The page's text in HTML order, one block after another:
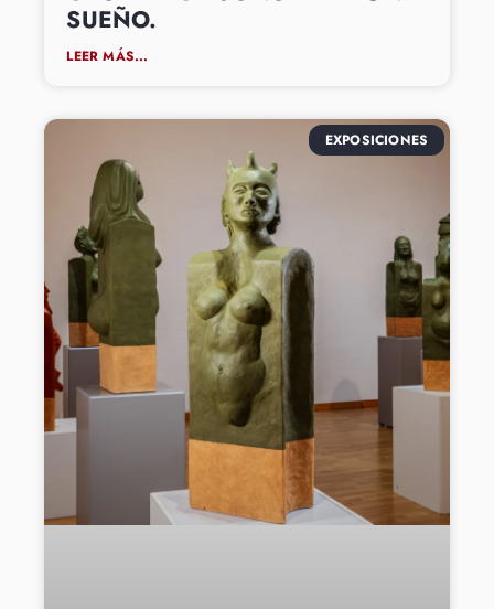
SUEÑO.
LEER MÁS...
EXPOSICIONES